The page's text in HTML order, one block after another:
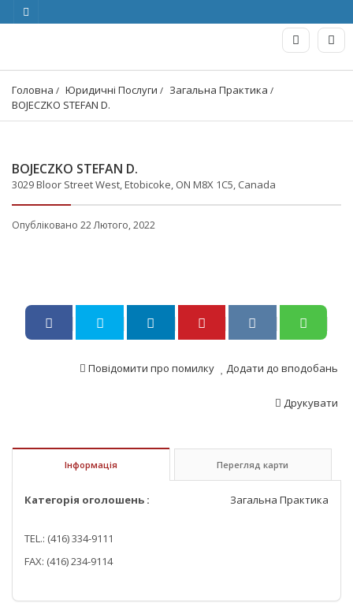
Головна Юридичні Послуги
Загальна Практика
BOJECZKO STEFAN D.
BOJECZKO STEFAN D.
3029 Bloor Street West, Etobicoke, ON M8X 1C5, Canada
Опубліковано 22 Лютого, 2022
Додати до вподобань
Повідомити про помилку
Друкувати
Інформація Перегляд карти
Категорія оголошень : Загальна Практика
TEL.: (416) 334-9111
FAX: (416) 234-9114